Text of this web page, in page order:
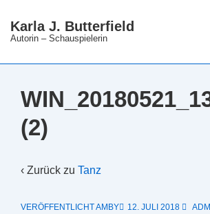
ZumKarla J. Butterfield
Autorin – Schauspielerin
(2)
‹ Zurück zu Tanz
VERÖFFENTLICHT AMBY 12. JULI 2018